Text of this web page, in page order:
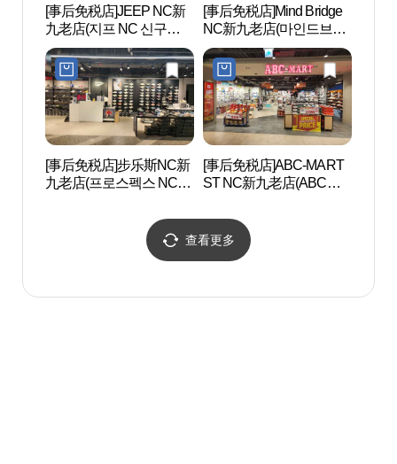
[事后免税店]JEEP NC新
九老店(지프 NC 신구로
점)
[事后免税店]Mind Bridge
NC新九老店(마인드브릿
지 NC 신구로점)
[事后免税店]步乐斯NC新
九老店(프로스펙스 NC 신
[事后免税店]ABC-MART
ST NC新九老店(ABC마
查看更多